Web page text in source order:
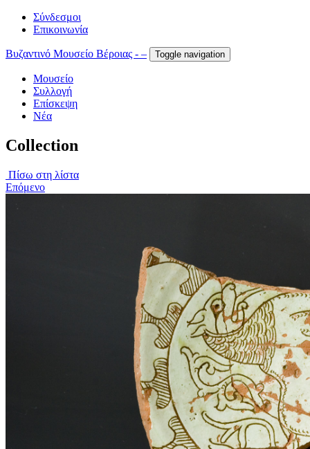
Σύνδεσμοι
Επικοινωνία
Βυζαντινό Μουσείο Βέροιας - – Toggle navigation
Μουσείο
Συλλογή
Επίσκεψη
Νέα
Collection
Πίσω στη λίστα
Επόμενο